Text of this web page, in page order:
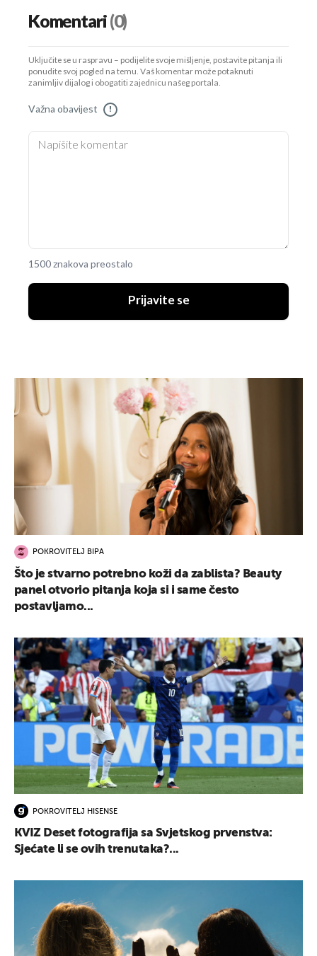
Komentari(0)
Uključite se u raspravu – podijelite svoje mišljenje, postavite pitanja ili
ponudite svoj pogled na temu. Vaš komentar može potaknuti
zanimljiv dijalog i obogatiti zajednicu našeg portala.
Važna obavijest !
1500 znakova preostalo
Prijavite se
POKROVITELJ BIPA
Što je stvarno potrebno koži da zablista? Beauty
panel otvorio pitanja koja si i same često
postavljamo...
POKROVITELJ HISENSE
KVIZ Deset fotografija sa Svjetskog prvenstva:
Sjećate li se ovih trenutaka?...